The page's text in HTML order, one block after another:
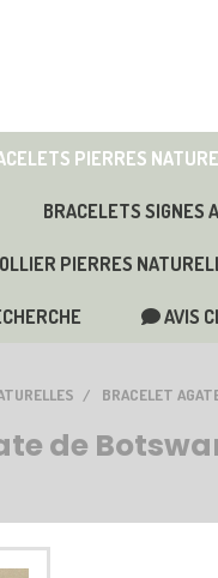
PIERRES
BRACELETS SIGNES
PIERRES
AVIS
BRACELET
de